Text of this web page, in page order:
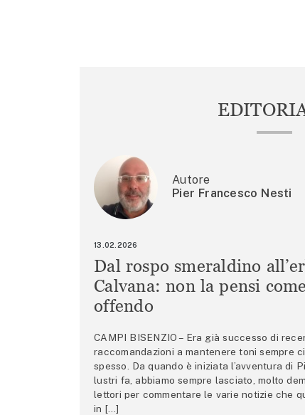
Autore
Pier Francesco Nesti
13.02.2026
Dal rospo smeraldino
Calvana: non la pensi
offendo
CAMPI BISENZIO – Era già successo di
raccomandazioni a mantenere toni sempre
spesso. Da quando è iniziata l’avventura di
lustri fa, abbiamo sempre lasciato, molto
lettori per commentare le varie notizie che
in […]